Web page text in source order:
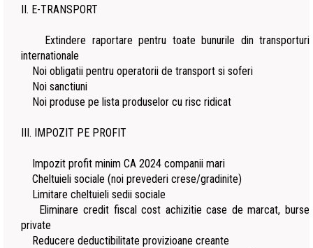
II. E-TRANSPORT
Extindere raportare pentru toate bunurile din transporturi
internationale
Noi obligatii pentru operatorii de transport si soferi
Noi sanctiuni
Noi produse pe lista produselor cu risc ridicat
III. IMPOZIT PE PROFIT
Impozit profit minim CA 2024 companii mari
Cheltuieli sociale (noi prevederi crese/gradinite)
Limitare cheltuieli sedii sociale
Eliminare credit fiscal cost achizitie case de marcat, burse
private
Reducere deductibilitate provizioane creante